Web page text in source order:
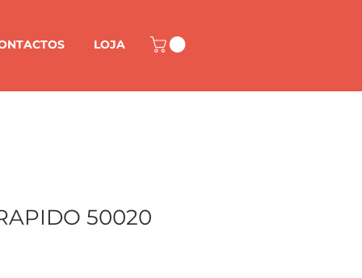
LOJA
50020